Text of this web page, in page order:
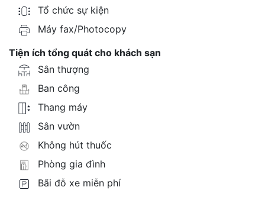
Tổ chức sự kiện
Máy fax/Photocopy
Tiện ích tổng quát cho khách sạn
Sân thượng
Ban công
Thang máy
Sân vườn
Không hút thuốc
Phòng gia đình
Bãi đỗ xe miễn phí